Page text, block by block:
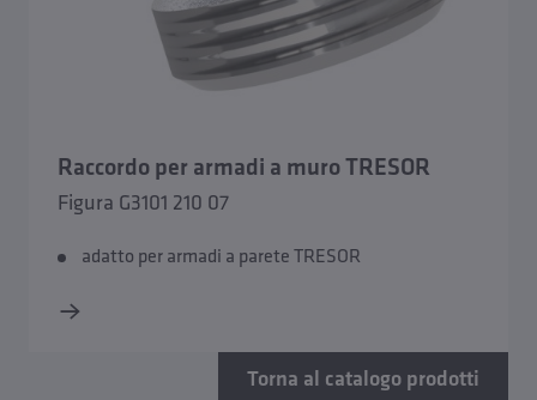
Raccordo per armadi a muro TRESOR
Figura G3101 210 07
adatto per armadi a parete TRESOR
Torna al catalogo prodotti